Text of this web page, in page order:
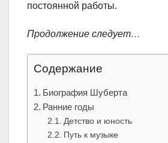
постоянной работы.
Продолжение следует…
Содержание
Биография Шуберта
Ранние годы
Детство и юность
Путь к музыке